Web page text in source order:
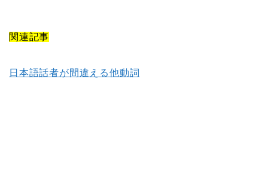
関連記事
日本語話者が間違える他動詞